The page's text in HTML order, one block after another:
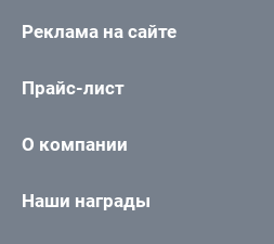
Реклама на сайте
Прайс-лист
О компании
Наши награды